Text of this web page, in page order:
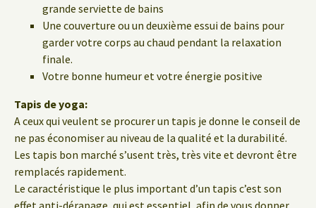
grande serviette de bains
Une couverture ou un deuxième essui de bains pour
garder votre corps au chaud pendant la relaxation
finale.
Votre bonne humeur et votre énergie positive
Tapis de yoga:
A ceux qui veulent se procurer un tapis je donne le conseil de
ne pas économiser au niveau de la qualité et la durabilité.
Les tapis bon marché s’usent très, très vite et devront être
remplacés rapidement.
Le caractéristique le plus important d’un tapis c’est son